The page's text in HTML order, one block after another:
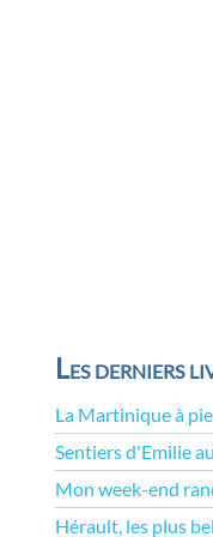
Les derniers
La Martinique à
Sentiers d'Emilie
Mon week-end
Hérault, les plus